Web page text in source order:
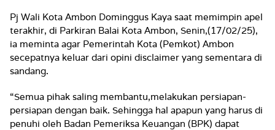
Pj Wali Kota Ambon Dominggus Kaya saat memimpin apel
terakhir, di Parkiran Balai Kota Ambon, Senin,(17/02/25),
ia meminta agar Pemerintah Kota (Pemkot) Ambon
secepatnya keluar dari opini disclaimer yang sementara di
sandang.
“Semua pihak saling membantu,melakukan persiapan-
persiapan dengan baik. Sehingga hal apapun yang harus di
penuhi oleh Badan Pemeriksa Keuangan (BPK) dapat